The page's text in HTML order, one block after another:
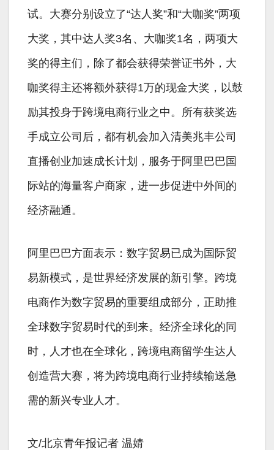
试。大赛分别设立了“达人奖”和“大咖奖”两项
大奖，其中达人奖3名、大咖奖1名，两项大
奖的得主们，除了都会获得荣誉证书外，大
咖奖得主还将额外获得1万的现金大奖，以鼓
励其投身于跨境电商行业之中。所有获奖选
手成立公司后，都有机会加入清美兆丰公司
直播创业加速成长计划，服务于阿里巴巴国
际站的海量客户商家，进一步促进中外间的
经济融通。
阿里巴巴方面表示：数字贸易已成为国际贸
易新模式，是世界经济发展的新引擎。跨境
电商作为数字贸易的重要组成部分，正助推
全球数字贸易时代的到来。经济全球化的同
时，人才也在全球化，跨境电商留学生达人
创造营大赛，将为跨境电商行业持续输送急
需的新兴专业人才。
文/北京青年报记者 温婧